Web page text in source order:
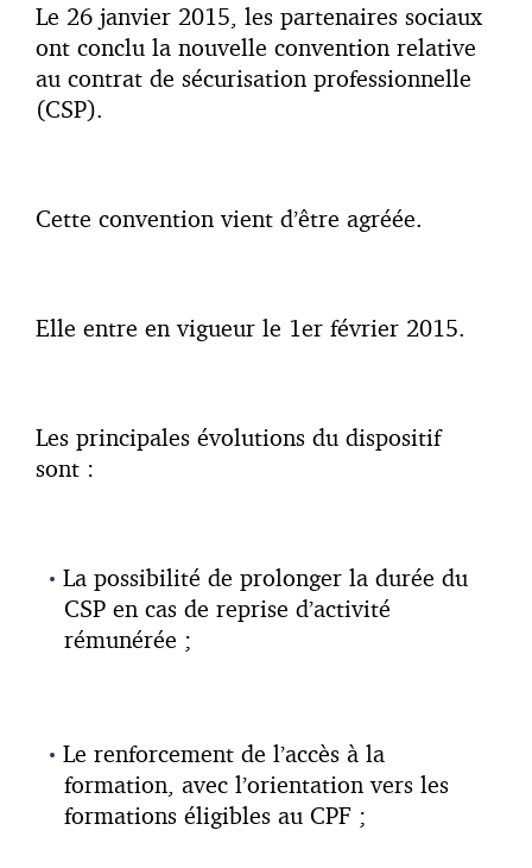
Le 26 janvier 2015, les partenaires sociaux
ont conclu la nouvelle convention relative
au contrat de sécurisation professionnelle
(CSP).
Cette convention vient d’être agréée.
Elle entre en vigueur le 1er février 2015.
Les principales évolutions du dispositif
sont :
La possibilité de prolonger la durée du
CSP en cas de reprise d’activité
rémunérée ;
Le renforcement de l’accès à la
formation, avec l’orientation vers les
formations éligibles au CPF ;